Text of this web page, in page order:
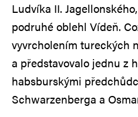
Ludvíka II.
podruhé oblehl Vídeň.
vyvrcholením tureckých
a představovalo jednu z
habsburskými
Schwarzenberga a